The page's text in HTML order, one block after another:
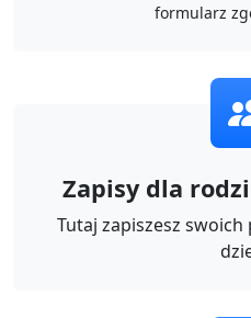
formularz
Zapisy dla
Tutaj zapiszesz